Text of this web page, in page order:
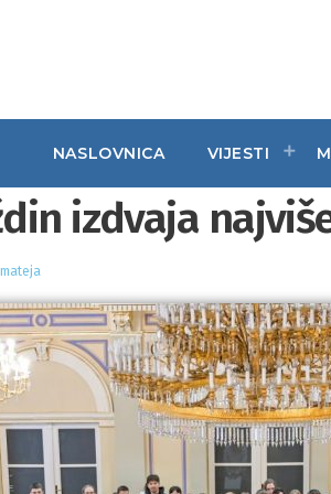
NASLOVNICA VIJESTI
izdvaja
mateja